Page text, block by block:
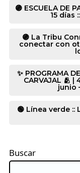
🟣 ESCUELA DE
15 días
🟣 La Tribu
conectar con
✨ PROGRAMA
CARVAJAL 🫂
junio
🟢 Línea verde ::
Buscar